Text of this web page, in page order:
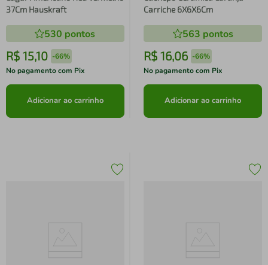
37Cm Hauskraft
530 pontos
R$ 15,10 -66%
No pagamento com Pix
Adicionar ao carrinho
Carriche 6X6X6Cm
563 pontos
R$ 16,06 -66%
No pagamento com Pix
Adicionar ao carrinho